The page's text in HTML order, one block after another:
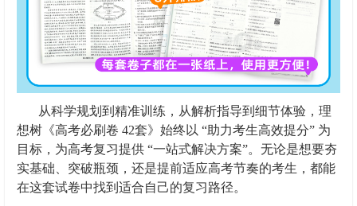
从科学规划到精准训练，从解析指导到细节体验，理
想树《高考必刷卷 42套》始终以 “助力考生高效提分” 为
目标，为高考复习提供 “一站式解决方案”。无论是想要夯
实基础、突破瓶颈，还是提前适应高考节奏的考生，都能
在这套试卷中找到适合自己的复习路径。